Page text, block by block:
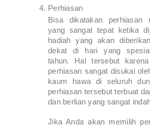
Perhiasan
Bisa dikatakan perhiasan
yang sangat tepat ketika
hadiah yang akan
dekat di hari yang
tahun. Hal tersebut
perhiasan sangat disukai
kaum hawa di seluruh
perhiasan tersebut terbuat
dan berlian yang sangat
Jika Anda akan memilih